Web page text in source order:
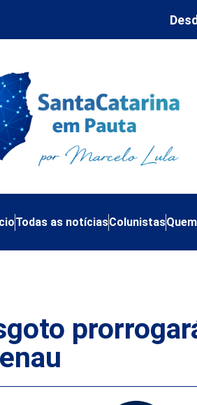
Todas as notíciasColunistas